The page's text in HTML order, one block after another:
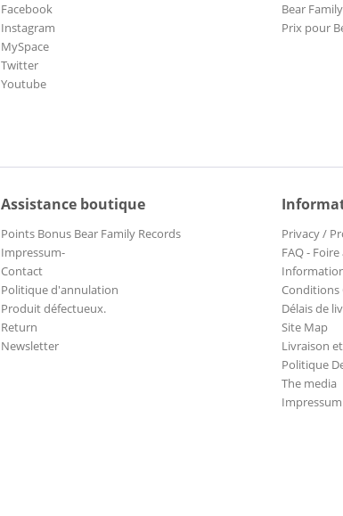
Facebook
Instagram
MySpace
Twitter
Youtube
Bear
Prix pour
Assistance boutique
Points Bonus Bear Family Records
Impressum-
Contact
Politique d'annulation
Produit défectueux.
Return
Newsletter
Privacy /
FAQ -
Conditions
Délais de
Site Map
Livraison
Politique
The media
Impressum